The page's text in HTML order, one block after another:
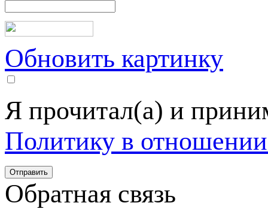
Обновить картинку
Я прочитал(а) и
Политику в
Обратная связь